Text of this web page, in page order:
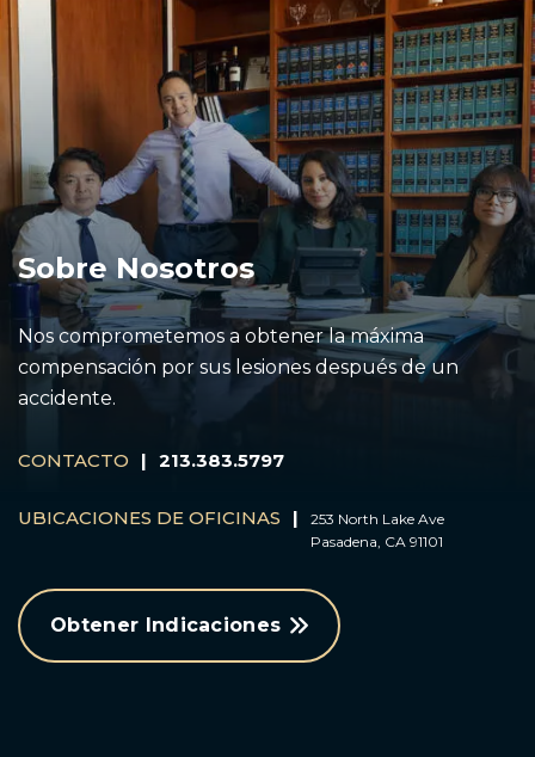
Sobre Nosotros
Nos comprometemos a obtener la máxima
compensación por sus lesiones después de un
accidente.
CONTACTO | 213.383.5797
UBICACIONES DE OFICINAS |
253 North Lake Ave
Pasadena, CA 91101
Obtener Indicaciones